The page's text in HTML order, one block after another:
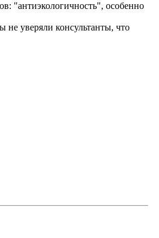
"антиэкологичность", особенно
не уверяли консультанты, что